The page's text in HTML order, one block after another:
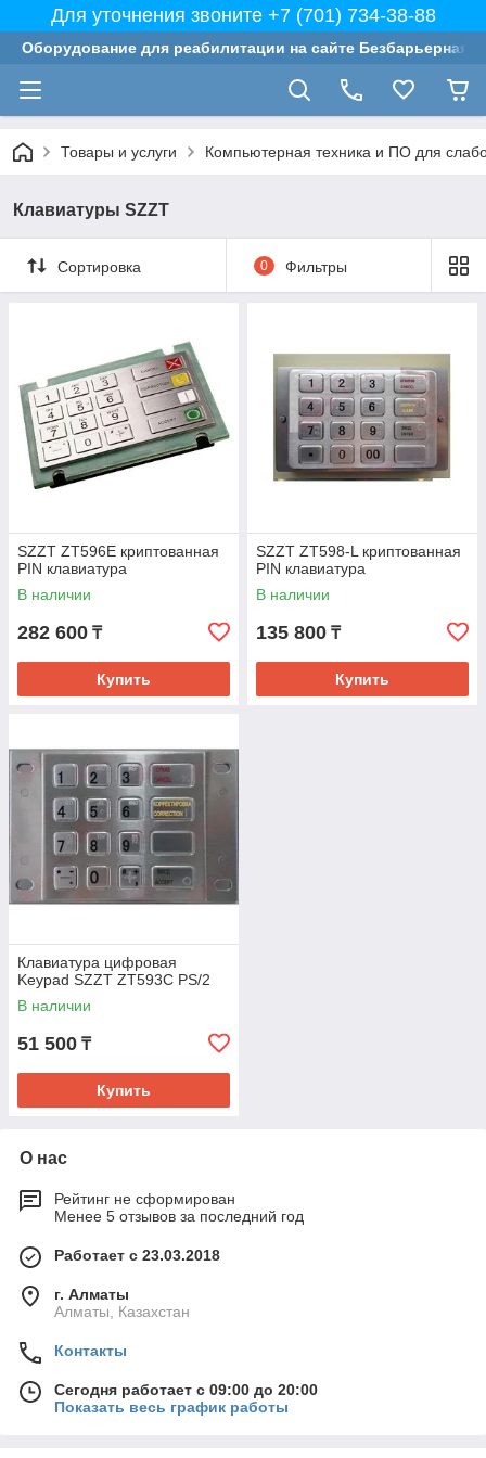
Для уточнения звоните +7 (701) 734-38-88
Оборудование для реабилитации на сайте Безбарьерная
Товары и услуги Компьютерная техника и ПО для
Клавиатуры SZZT
Сортировка 0 Фильтры
SZZT ZT596E криптованная
PIN клавиатура
В наличии
282 600 ₸
Купить
SZZT ZT598-L криптованная
PIN клавиатура
В наличии
135 800 ₸
Купить
Клавиатура цифровая
Keypad SZZT ZT593C PS/2
В наличии
51 500 ₸
Купить
О нас
Рейтинг не сформирован
Менее 5 отзывов за последний год
Работает с 23.03.2018
г. Алматы
Алматы, Казахстан
Контакты
Сегодня работает с 09:00 до 20:00
Показать весь график работы